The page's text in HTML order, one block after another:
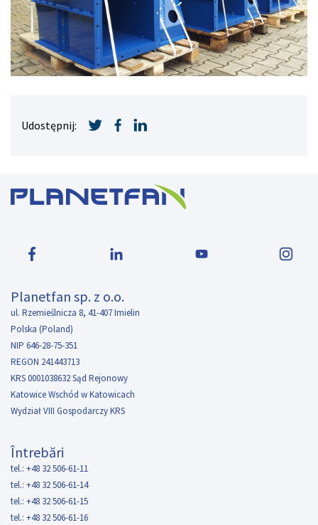
Udostępnij:
Planetfan sp. z o.o.
ul. Rzemieślnicza 8, 41-407 Imielin
Polska (Poland)
NIP 646-28-75-351
REGON 241443713
KRS 0001038632 Sąd Rejonowy
Katowice Wschód w Katowicach
Wydział VIII Gospodarczy KRS
Întrebări
tel.: +48 32 506-61-11
tel.: +48 32 506-61-14
tel.: +48 32 506-61-15
tel.: +48 32 506-61-16